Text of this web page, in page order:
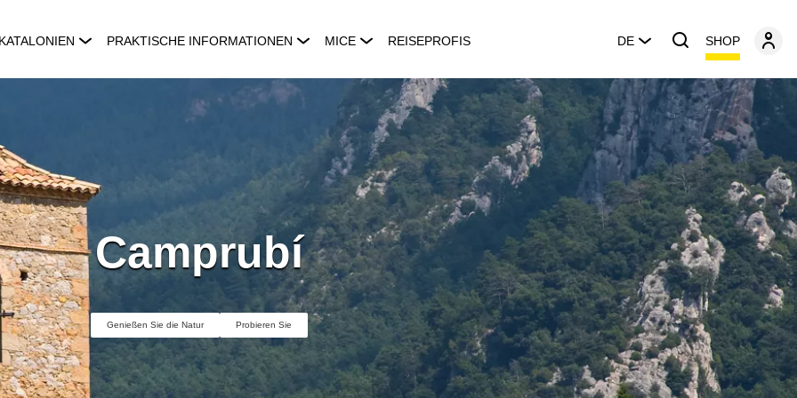
PRAKTISCHE INFORMATIONEN MICE REISEPROFIS DE SHOP
Camprubí
Genießen Sie die Natur Probieren Sie